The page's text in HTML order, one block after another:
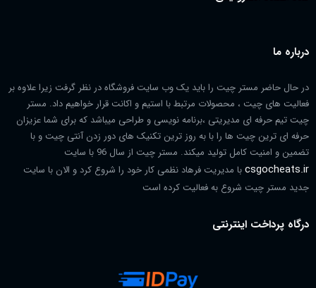
درباره ما
در حال حاضر مستر چیت را باید یک وب سایت فروشگاه در نظر گرفت زیرا علاوه بر
فعالیت های چیت ، محصولات مرتبط با استیم و اکانت قرار خواهیم داد. مستر
چیت تیم حرفه ای مدیریتی ،برنامه نویسی و طراحی میباشد که برای شما عزیزان
حرفه ای ترین چیت ها را با به روز ترین تکنیک های دور زدن آنتی چیت و با
تضمین و امنیت کامل تولید میکند. مستر چیت از سال 96 با سایت
csgocheats.irبا مدیریت فرهاد نظمی کار خود را شروع کرد و الان با سایت
جدید مستر چیت شروع به فعالیت کرده است
درگاه پرداخت اینترنتی